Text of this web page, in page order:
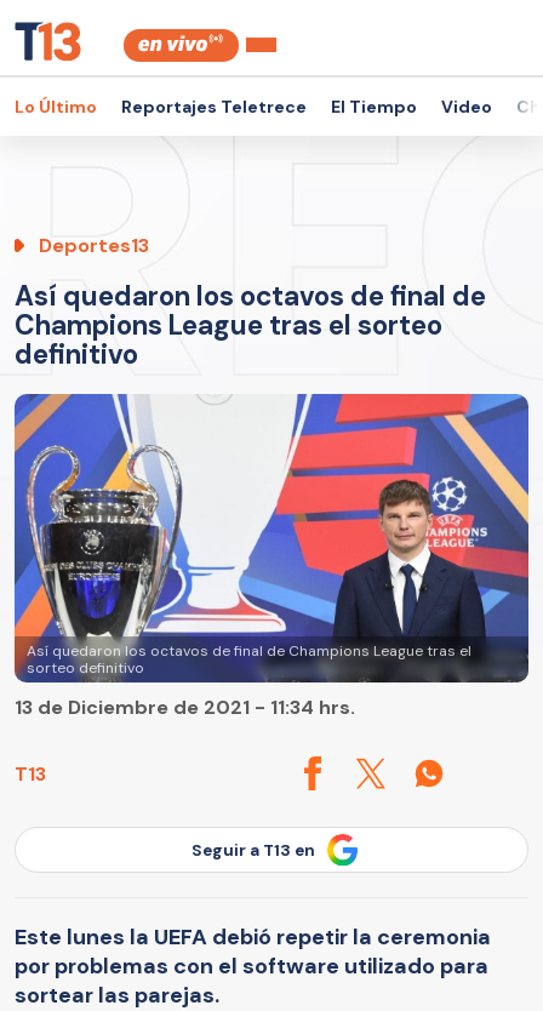
Lo Último Reportajes Teletrece El Tiempo Video
Deportes13
Así quedaron los octavos de final de
Champions League tras el sorteo
definitivo
Así quedaron los octavos de final de Champions League tras el
sorteo definitivo
T13
13 de Diciembre de 2021 - 11:34 hrs.
Seguir a T13 en
Este lunes la UEFA debió repetir la ceremonia
por problemas con el software utilizado para
sortear las parejas.